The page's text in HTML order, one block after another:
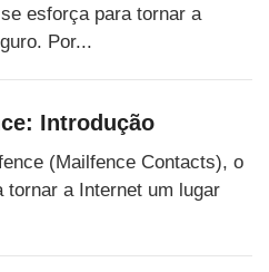
esforça para tornar a
Por...
Introdução
(Mailfence Contacts), o
a Internet um lugar